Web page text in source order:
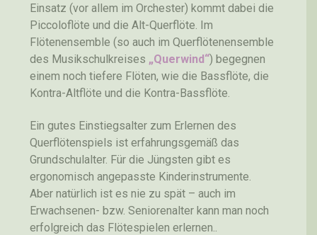
Einsatz (vor allem im Orchester) kommt dabei die
Piccoloflöte und die Alt-Querflöte. Im
Flötenensemble (so auch im Querflötenensemble
des Musikschulkreises „Querwind“) begegnen
einem noch tiefere Flöten, wie die Bassflöte, die
Kontra-Altflöte und die Kontra-Bassflöte.
Ein gutes Einstiegsalter zum Erlernen des
Querflötenspiels ist erfahrungsgemäß das
Grundschulalter. Für die Jüngsten gibt es
ergonomisch angepasste Kinderinstrumente.
Aber natürlich ist es nie zu spät – auch im
Erwachsenen- bzw. Seniorenalter kann man noch
erfolgreich das Flötespielen erlernen..